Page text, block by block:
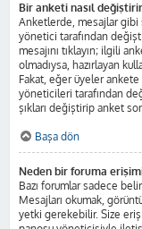
Bir anketi nasıl
Anketlerde, mesajlar gibi
yönetici tarafından
mesajını tıklayın; ilgili
olmadıysa, hazırlayan
Fakat, eğer üyeler
yöneticileri tarafından
şıkları değiştirip anket
Başa dön
Neden bir foruma
Bazı forumlar sadece
Mesajları okumak,
yetki gerekebilir. Size